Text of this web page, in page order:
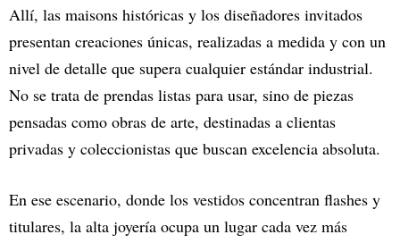
Allí, las maisons históricas y los diseñadores invitados
presentan creaciones únicas, realizadas a medida y con un
nivel de detalle que supera cualquier estándar industrial.
No se trata de prendas listas para usar, sino de piezas
pensadas como obras de arte, destinadas a clientas
privadas y coleccionistas que buscan excelencia absoluta.
En ese escenario, donde los vestidos concentran flashes y
titulares, la alta joyería ocupa un lugar cada vez más